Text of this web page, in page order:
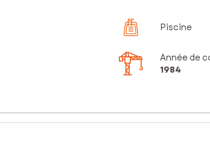
Piscine
Année de
1984